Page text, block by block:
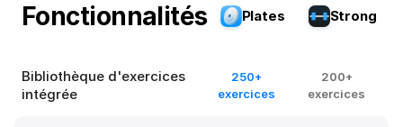
Fonctionnalités Plates Strong
Bibliothèque d'exercices
intégrée
250+
exercices
200+
exercices